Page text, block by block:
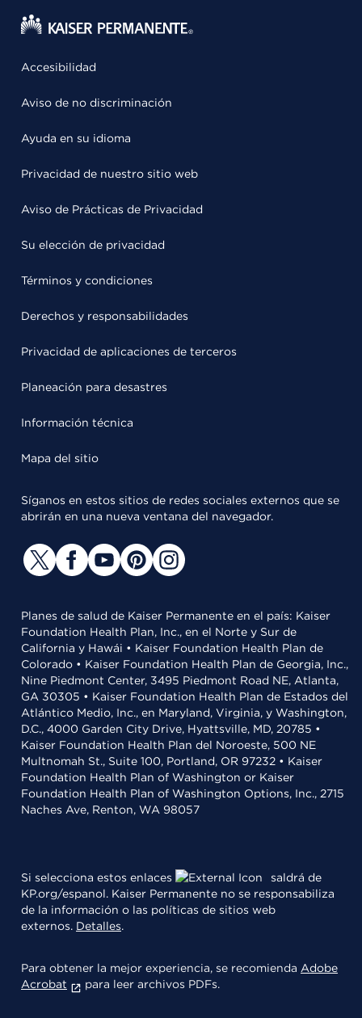
Accesibilidad
Aviso de no discriminación
Ayuda en su idioma
Privacidad de nuestro sitio web
Aviso de Prácticas de Privacidad
Su elección de privacidad
Términos y condiciones
Derechos y responsabilidades
Privacidad de aplicaciones de terceros
Planeación para desastres
Información técnica
Mapa del sitio
Síganos en estos sitios de redes sociales externos que se
abrirán en una nueva ventana del navegador.
Planes de salud de Kaiser Permanente en el país: Kaiser
Foundation Health Plan, Inc., en el Norte y Sur de
California y Hawái • Kaiser Foundation Health Plan de
Colorado • Kaiser Foundation Health Plan de Georgia, Inc.,
Nine Piedmont Center, 3495 Piedmont Road NE, Atlanta,
GA 30305 • Kaiser Foundation Health Plan de Estados del
Atlántico Medio, Inc., en Maryland, Virginia, y Washington,
D.C., 4000 Garden City Drive, Hyattsville, MD, 20785 •
Kaiser Foundation Health Plan del Noroeste, 500 NE
Multnomah St., Suite 100, Portland, OR 97232 • Kaiser
Foundation Health Plan of Washington or Kaiser
Foundation Health Plan of Washington Options, Inc., 2715
Naches Ave, Renton, WA 98057
Si selecciona estos enlaces
saldrá de
KP.org/espanol. Kaiser Permanente no se responsabiliza
de la información o las políticas de sitios web
externos. Detalles.
Para obtener la mejor experiencia, se recomienda Adobe
Acrobat
para leer archivos PDFs.